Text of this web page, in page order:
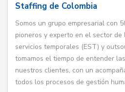
Staffing de Colombia
Somos un grupo empresarial con
pioneros y experto en el sector de
servicios temporales (EST) y
tomamos el tiempo de entender
nuestros clientes, con un
todos los procesos de gestión